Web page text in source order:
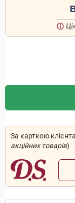
За карткою
акційних товарів)